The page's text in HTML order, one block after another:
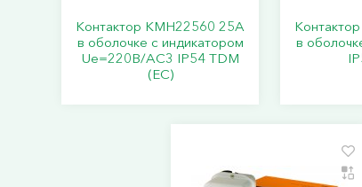
Контактор КМН22560 25А
в оболочке с индикатором
Ue=220В/АС3 IP54 TDM
(ЕС)
в